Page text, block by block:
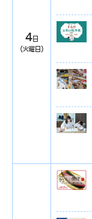
4日
（火曜日）